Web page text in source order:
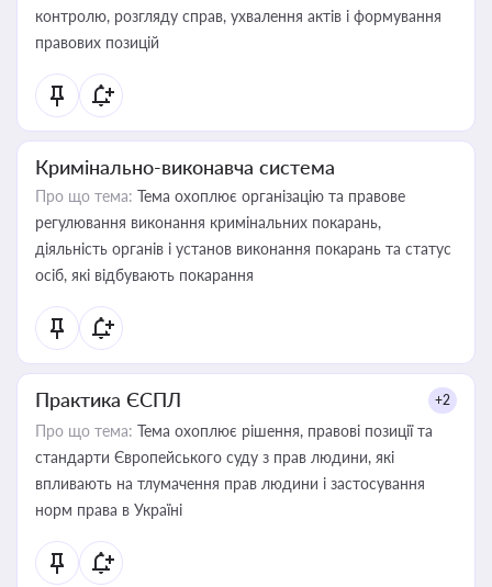
контролю, розгляду справ, ухвалення актів і формування
правових позицій
Кримінально-виконавча система
Про що тема: Тема охоплює організацію та правове
регулювання виконання кримінальних покарань,
діяльність органів і установ виконання покарань та статус
осіб, які відбувають покарання
Практика ЄСПЛ +2
Про що тема: Тема охоплює рішення, правові позиції та
стандарти Європейського суду з прав людини, які
впливають на тлумачення прав людини і застосування
норм права в Україні